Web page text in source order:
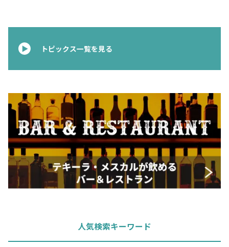
トピックス一覧を見る
人気検索キーワード